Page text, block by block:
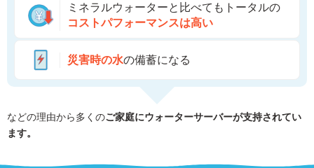
ミネラルウォーターと比べてもトータルの
コストパフォーマンスは高い
災害時の水の備蓄になる
などの理由から多くのご家庭にウォーターサーバーが支持されてい
ます。